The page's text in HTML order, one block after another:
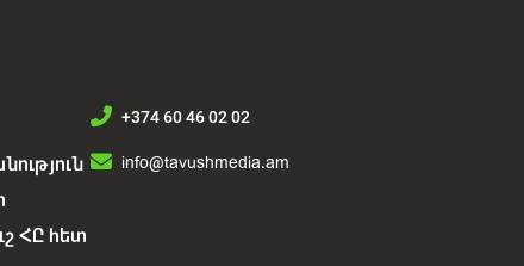
ՀԸ հետ
+374 60 46 02 02
info@tavushmedia.am